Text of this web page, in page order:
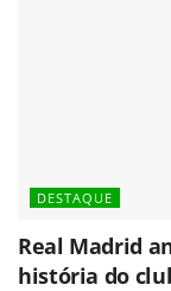
DESTAQUE
Real Madrid
história do